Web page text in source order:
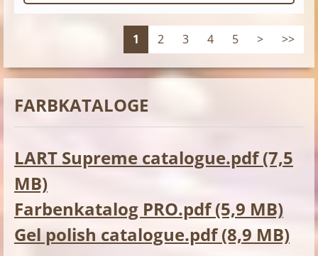
1 2 3 4 5 > >>
FARBKATALOGE
LART Supreme catalogue.pdf (7,5
MB)
Farbenkatalog PRO.pdf (5,9 MB)
Gel polish catalogue.pdf (8,9 MB)